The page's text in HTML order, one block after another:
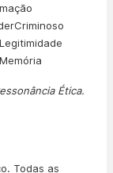
Ética.
Todas as